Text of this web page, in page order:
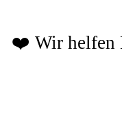
❤️ Wir helfen